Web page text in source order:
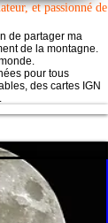
et passionné de
de partager ma
de la montagne.
pour tous
des cartes IGN